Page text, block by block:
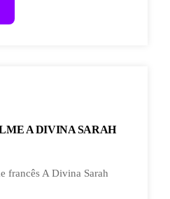
A DIVINA SARAH
francês A Divina Sarah